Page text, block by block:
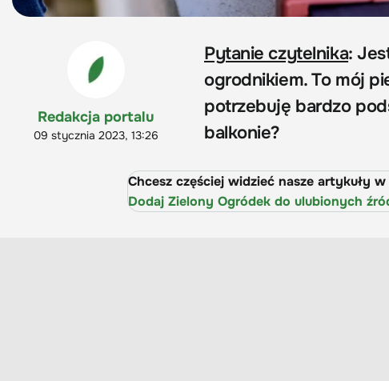
Redakcja portalu
09 stycznia 2023, 13:26
Pytanie czytelnika:
ogrodnikiem. To mój
potrzebuję bardzo
balkonie?
Chcesz częściej widzieć nasze artykuły w
Dodaj Zielony Ogródek do ulubionych